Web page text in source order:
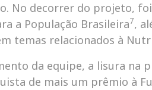
No decorrer do projeto,
a População Brasileira7,
temas relacionados à
da equipe, a lisura na
de mais um prêmio à